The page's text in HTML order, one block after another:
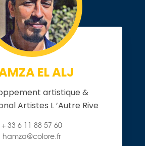
EL ALJ
artistique &
Artistes L ’Autre Rive
+ 33 6 11 88 57 60
hamza@colore.fr